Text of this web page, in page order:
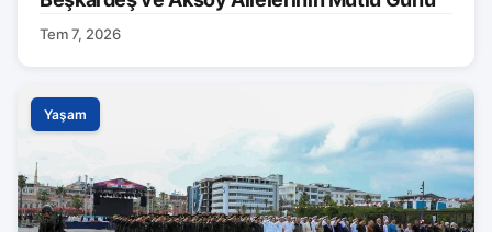
Tem 7, 2026
Yaşam